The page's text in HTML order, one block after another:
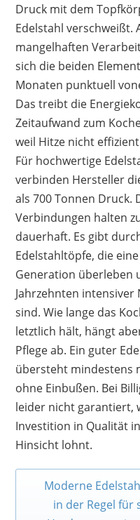
Druck mit dem
Edelstahl verschweißt.
mangelhaften
sich die beiden
Monaten punktuell
Das treibt die
Zeitaufwand zum
weil Hitze nicht
Für hochwertige
verbinden Hersteller
als 700 Tonnen Druck.
Verbindungen halten
dauerhaft. Es gibt
Edelstahltöpfe, die
Generation überleben
Jahrzehnten
sind. Wie lange das
letztlich hält, hängt
Pflege ab. Ein guter
übersteht mindestens
ohne Einbußen. Bei
leider nicht garantiert,
Investition in Qualität
Hinsicht lohnt.
Moderne
in der Regel für